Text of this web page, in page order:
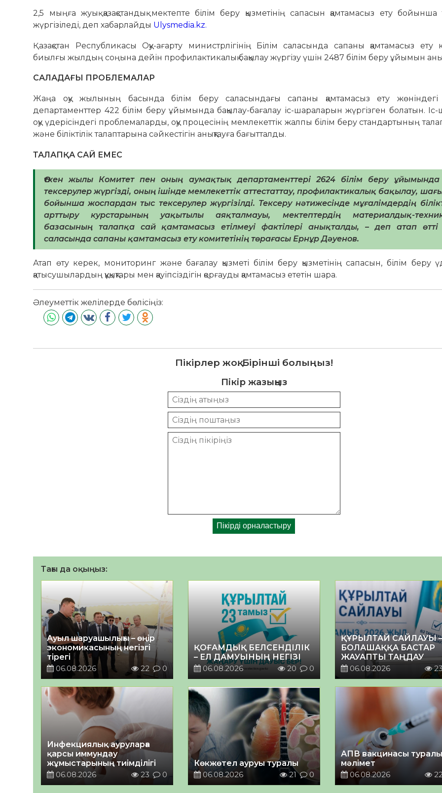
2,5 мыңға жуық қазақстандық мектепте білім беру қызметінің сапасын қамтамасыз ету бойынша
жүргізіледі, деп хабарлайды Ulysmedia.kz.
Қазақстан Республикасы Оқу-ағарту министрлігінің Білім саласында сапаны қамтамасыз ету
биылғы жылдың соңына дейін профилактикалық бақылау жүргізу үшін 2487 білім беру ұйымын
САЛАДАҒЫ ПРОБЛЕМАЛАР
Жаңа оқу жылының басында білім беру саласындағы сапаны қамтамасыз ету жөніндегі
департаменттер 422 білім беру ұйымында бақылау-бағалау іс-шараларын жүргізген болатын.
оқу үдерісіндегі проблемаларды, оқу процесінің мемлекеттік жалпы білім беру стандартының
және біліктілік талаптарына сәйкестігін анықтауға бағытталды.
ТАЛАПҚА САЙ ЕМЕС
Өткен жылы Комитет пен оның аумақтық департаменттері 2624 білім беру ұйымында
тексерулер жүргізді, оның ішінде мемлекеттік аттестаттау, профилактикалық бақылау,
бойынша жоспардан тыс тексерулер жүргізілді. Тексеру нәтижесінде мұғалімдердің
арттыру курстарының уақытылы аяқталмауы, мектептердің материалдық-
базасының талапқа сай қамтамасыз етілмеуі фактілері анықталды, – деп атап өтті
саласында сапаны қамтамасыз ету комитетінің төрағасы Ернұр Дәуенов.
Атап өту керек, мониторинг және бағалау қызметі білім беру қызметінің сапасын, білім беру
қатысушылардың құқықтары мен қауіпсіздігін қорғауды қамтамасыз ететін шара.
Әлеуметтік желілерде бөлісіңіз:
Пікірлер жоқ. Бірінші болыңыз!
Пікір жазыңыз
Тағы да оқыңыз:
Ауыл шаруашылығы – өңір
экономикасының негізгі
тірегі
06.08.2026
22 0
ҚОҒАМДЫҚ БЕЛСЕНДІЛІК
– ЕЛ ДАМУЫНЫҢ НЕГІЗІ
06.08.2026
20 0
ҚҰРЫЛТАЙ САЙЛАУЫ –
БОЛАШАҚҚА БАСТАР
ЖАУАПТЫ ТАҢДАУ
06.08.2026
23
Инфекциялық ауруларға
қарсы иммундау
жұмыстарының тиімділігі
06.08.2026
23 0
Көкжөтел ауруы туралы
06.08.2026
21 0
АПВ вакцинасы туралы
мәлімет
06.08.2026
22